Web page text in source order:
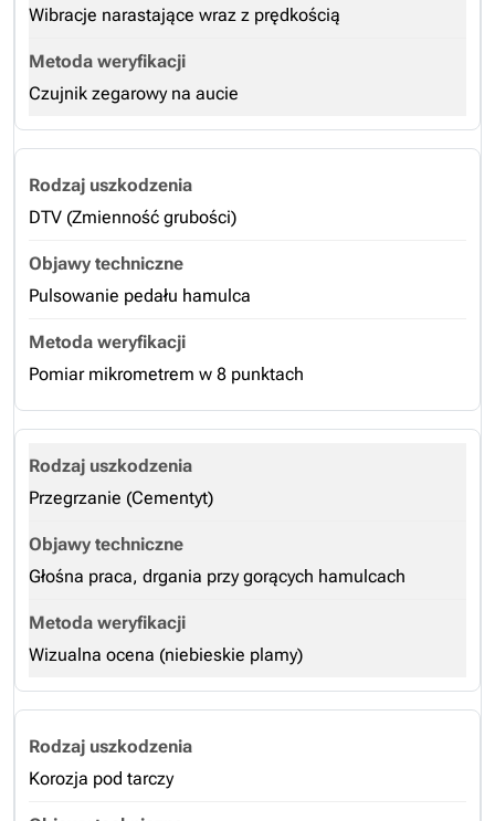
Wibracje narastające wraz z prędkością
Czujnik zegarowy na aucie
DTV (Zmienność grubości)
Pulsowanie pedału hamulca
Pomiar mikrometrem w 8 punktach
Przegrzanie (Cementyt)
Głośna praca, drgania przy gorących hamulcach
Wizualna ocena (niebieskie plamy)
Korozja pod tarczy